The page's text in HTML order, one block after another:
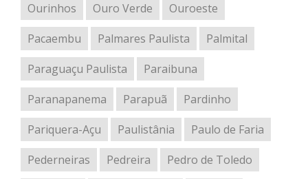
Ourinhos
Ouro Verde
Ouroeste
Pacaembu
Palmares Paulista
Palmital
Paraguaçu Paulista
Paraibuna
Paranapanema
Parapuã
Pardinho
Pariquera-Açu
Paulistânia
Paulo de Faria
Pederneiras
Pedreira
Pedro de Toledo